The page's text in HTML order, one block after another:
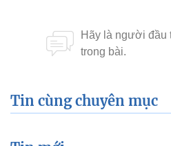
Tin cùng chuyên mục